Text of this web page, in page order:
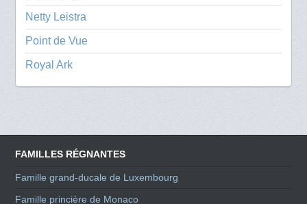
Netty Leistra
Point de Vue
Royal Ark
FAMILLES RÉGNANTES
Famille grand-ducale de Luxembourg
Famille princière de Monaco